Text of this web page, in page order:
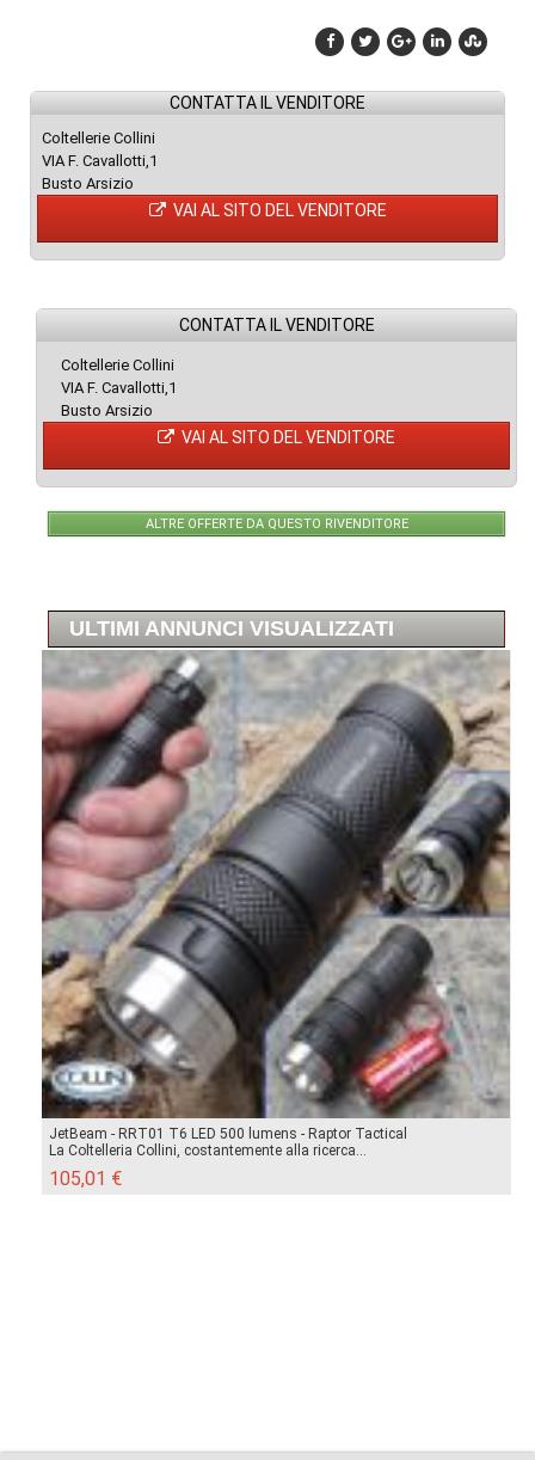
CONTATTA IL VENDITORE
Coltellerie Collini
VIA F. Cavallotti,1
Busto Arsizio
VAI AL SITO DEL VENDITORE
CONTATTA IL VENDITORE
Coltellerie Collini
VIA F. Cavallotti,1
Busto Arsizio
VAI AL SITO DEL VENDITORE
ALTRE OFFERTE DA QUESTO RIVENDITORE
ULTIMI ANNUNCI VISUALIZZATI
JetBeam - RRT01 T6 LED 500 lumens - Raptor Tactical
La Coltelleria Collini, costantemente alla ricerca...
105,01 €